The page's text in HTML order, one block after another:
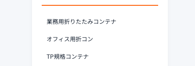
業務用折りたたみコンテナ
オフィス用折コン
TP規格コンテナ